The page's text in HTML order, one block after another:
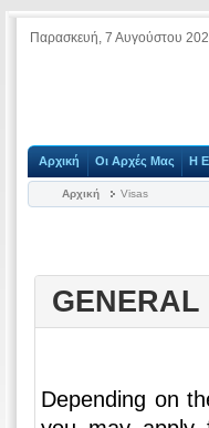
Παρασκευή, 7 Αυγούστου
Αρχική Οι Αρχές Μας Η
Αρχική Visas
GENERAL
Depending on